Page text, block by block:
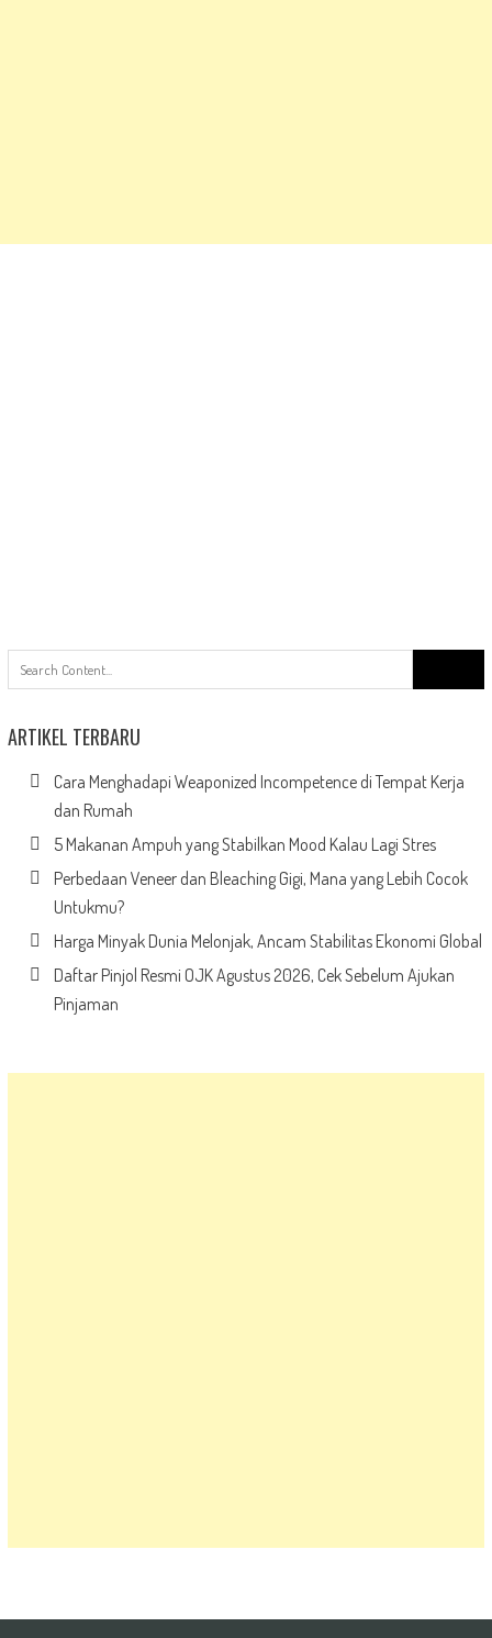
for:
ARTIKEL TERBARU
Cara Menghadapi Weaponized Incompetence di Tempat Kerja
dan Rumah
5 Makanan Ampuh yang Stabilkan Mood Kalau Lagi Stres
Perbedaan Veneer dan Bleaching Gigi, Mana yang Lebih Cocok
Untukmu?
Harga Minyak Dunia Melonjak, Ancam Stabilitas Ekonomi Global
Daftar Pinjol Resmi OJK Agustus 2026, Cek Sebelum Ajukan
Pinjaman